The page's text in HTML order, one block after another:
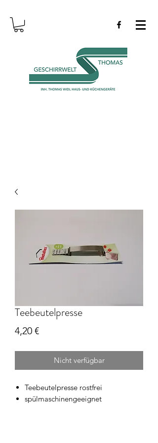
Teebeutelpresse
4,20 €Preis
Nicht verfügbar
Teebeutelpresse rostfrei
spülmaschinengeeignet